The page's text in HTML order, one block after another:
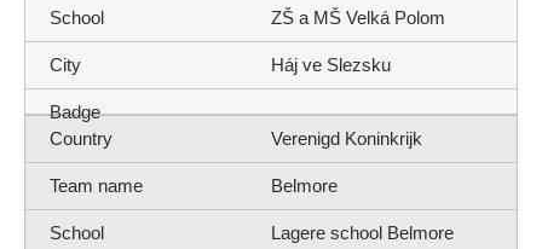
ZŠ a MŠ Velká Polom
Háj ve Slezsku
Verenigd Koninkrijk
Belmore
Lagere school Belmore